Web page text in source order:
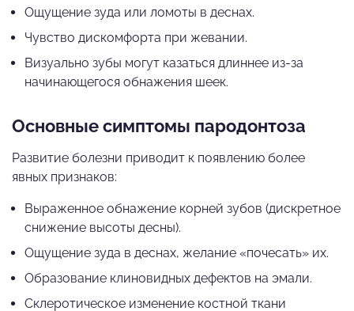
Ощущение зуда или ломоты в деснах.
Чувство дискомфорта при жевании.
Визуально зубы могут казаться длиннее из-за
начинающегося обнажения шеек.
Основные симптомы пародонтоза
Развитие болезни приводит к появлению более
явных признаков:
Выраженное обнажение корней зубов (дискретное
снижение высоты десны).
Ощущение зуда в деснах, желание «почесать» их.
Образование клиновидных дефектов на эмали.
Склеротическое изменение костной ткани